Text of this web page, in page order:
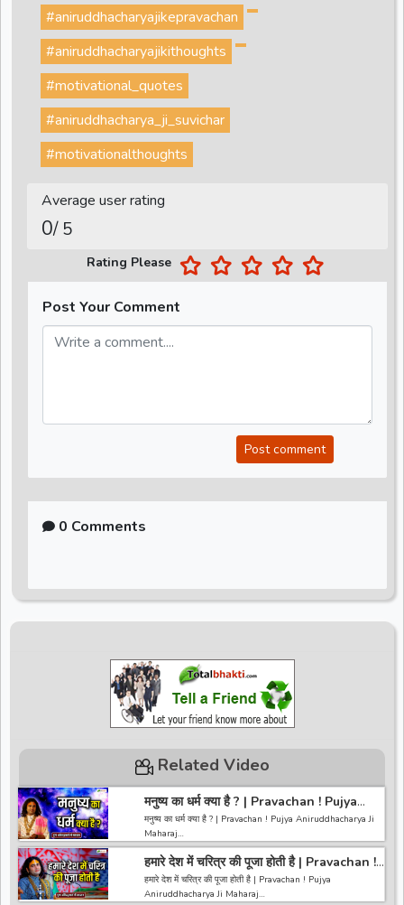
#aniruddhacharyajikepravachan
#aniruddhacharyajikithoughts
#motivational_quotes
#aniruddhacharya_ji_suvichar
#motivationalthoughts
Average user rating
0/ 5
Rating Please
Post Your Comment
Post comment
0 Comments
Related Video
मनुष्य का धर्म क्या है ? | Pravachan ! Pujya
Aniruddhacharya Ji Maharaj
मनुष्य का धर्म क्या है ? | Pravachan ! Pujya Aniruddhacharya Ji
Maharaj
~~~~~~~~~~~~~~~~~~~~~~~~~~~~~~~~~~~~~~~~~~~~
~~~~~~~~
अगर आपको हमारी वीडियो अच्छी लगी तो हमारे चैनल को सब्सक्राइब करना
हमारे देश में चरित्र की पूजा होती है | Pravachan !
Pujya Aniruddhacharya Ji Maharaj
हमारे देश में चरित्र की पूजा होती है | Pravachan ! Pujya
Aniruddhacharya Ji Maharaj